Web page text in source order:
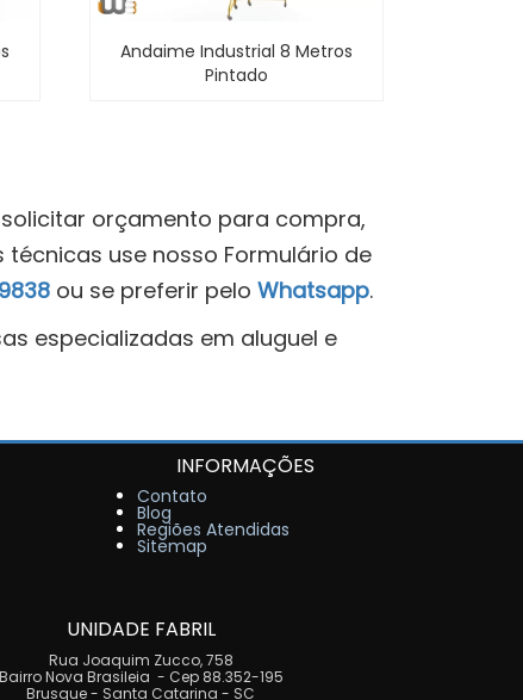
Andaime Industrial 8 Metros
Pintado
solicitar orçamento para compra,
use nosso Formulário de
ou se preferir pelo Whatsapp.
especializadas em aluguel e
INFORMAÇÕES
Contato
Blog
Regiões Atendidas
Sitemap
UNIDADE FABRIL
Rua Joaquim Zucco, 758
Bairro Nova Brasileia - Cep 88.352-195
Brusque - Santa Catarina - SC